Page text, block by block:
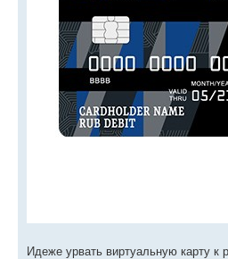
Идеже урвать виртуальную карту к